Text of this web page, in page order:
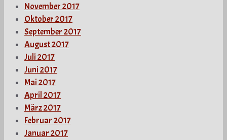
November 2017
Oktober 2017
September 2017
August 2017
Juli 2017
Juni 2017
Mai 2017
April 2017
März 2017
Februar 2017
Januar 2017